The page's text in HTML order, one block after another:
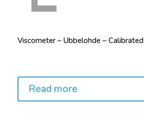
Viscometer – Ubbelohde – Calibrated
Read more